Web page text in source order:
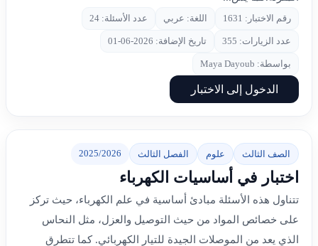
رقم الاختبار: 1631 اللغة: عربي عدد الأسئلة: 24
عدد الزيارات: 355 تاريخ الإضافة: 2026-06-01
بواسطة: Maya Dayoub
الدخول إلى الاختبار
الصف الثالث علوم الفصل الثالث 2025/2026
اختبار في أساسيات الكهرباء
تتناول هذه الأسئلة مبادئ أساسية في علم الكهرباء، حيث تركز
على خصائص المواد من حيث التوصيل والعزل، مثل النحاس
الذي يعد من الموصلات الجيدة للتيار الكهربائي. كما تتطرق